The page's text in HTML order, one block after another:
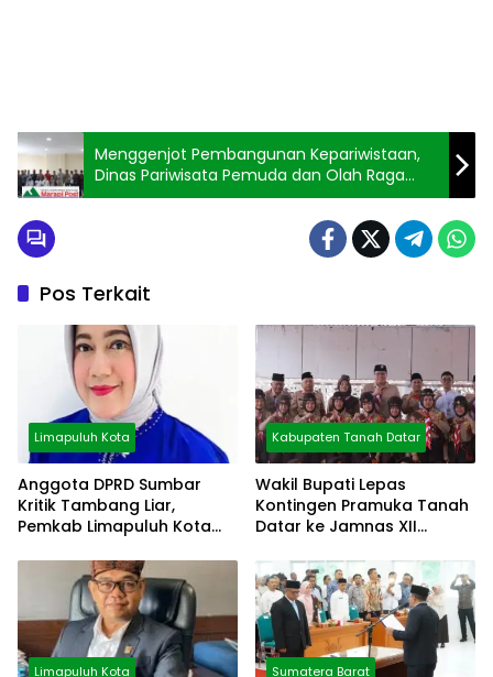
Menggenjot Pembangunan Kepariwistaan,
Dinas Pariwisata Pemuda dan Olah Raga
Gelar Dialogh Dengan Pokdarwis
Pos Terkait
Limapuluh Kota
Anggota DPRD Sumbar
Kritik Tambang Liar,
Pemkab Limapuluh Kota
Kabupaten Tanah Datar
Wakil Bupati Lepas
Kontingen Pramuka Tanah
Datar ke Jamnas XII
Limapuluh Kota Sumatera Barat